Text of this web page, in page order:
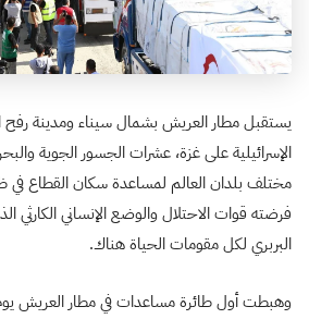
يستقبل مطار العريش بشمال سيناء ومدينة رفح
الإسرائيلية على غزة، عشرات الجسور الجوية
مختلف بلدان العالم لمساعدة سكان القطاع
فرضته قوات الاحتلال والوضع الإنساني الكارثي
البربري لكل مقومات الحياة هناك.